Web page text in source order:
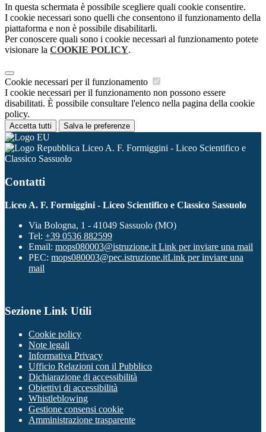
In questa schermata è possibile scegliere quali cookie consentire.
I cookie necessari sono quelli che consentono il funzionamento della
piattaforma e non è possibile disabilitarli.
Per conoscere quali sono i cookie necessari al funzionamento potete
visionare la COOKIE POLICY.
Cookie necessari per il funzionamento
I cookie necessari per il funzionamento non possono essere
disabilitati. È possibile consultare l'elenco nella pagina della cookie
policy.
Accetta tutti Salva le preferenze
Liceo A. F. Formiggini - Liceo Scientifico e
Classico Sassuolo
Contatti
Liceo A. F. Formiggini - Liceo Scientifico e Classico Sassuolo
Via Bologna, 1 - 41049 Sassuolo (MO)
Tel: +39 0536 882599
Email: mops080003@istruzione.it Link per inviare una mail
PEC: mops080003@pec.istruzione.itLink per inviare una
mail
Sezione Link Utili
Cookie policy
Note legali
Informativa Privacy
Ufficio Relazioni con il Pubblico
Dichiarazione di accessibilità
Obiettivi di accessibilità
Whistleblowing
Gestione consensi cookie
Amministrazione trasparente